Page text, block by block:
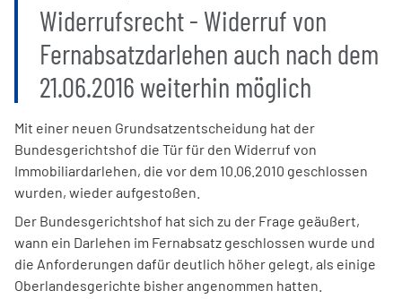
Widerrufsrecht - Widerruf von
Fernabsatzdarlehen auch nach dem
21.06.2016 weiterhin möglich
Mit einer neuen Grundsatzentscheidung hat der
Bundesgerichtshof die Tür für den Widerruf von
Immobiliardarlehen, die vor dem 10.06.2010 geschlossen
wurden, wieder aufgestoßen.
Der Bundesgerichtshof hat sich zu der Frage geäußert,
wann ein Darlehen im Fernabsatz geschlossen wurde und
die Anforderungen dafür deutlich höher gelegt, als einige
Oberlandesgerichte bisher angenommen hatten.